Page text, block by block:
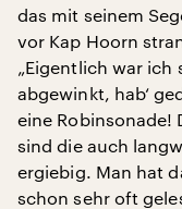
das mit seinem
vor Kap Hoorn
„Eigentlich war
abgewinkt, hab‘
eine Robinsonade!
sind die auch
ergiebig. Man hat
schon sehr oft